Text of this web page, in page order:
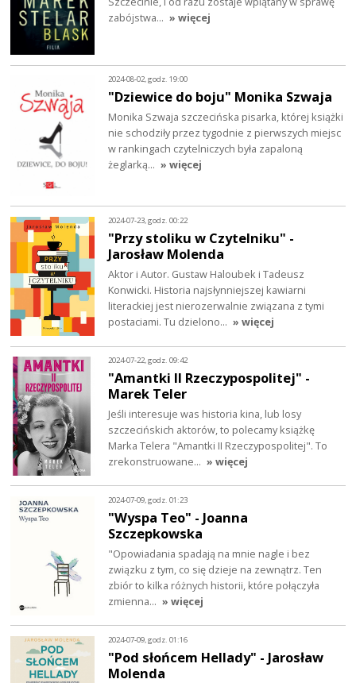
zabójstwa… » więcej
2024-08-02, godz. 19:00
"Dziewice do boju" Monika Szwaja
Monika Szwaja szczecińska pisarka, której książki
nie schodziły przez tygodnie z pierwszych miejsc
w rankingach czytelniczych była zapaloną
żeglarką… » więcej
2024-07-23, godz. 00:22
"Przy stoliku w Czytelniku" -
Jarosław Molenda
Aktor i Autor. Gustaw Haloubek i Tadeusz
Konwicki. Historia najsłynniejszej kawiarni
literackiej jest nierozerwalnie związana z tymi
postaciami. Tu dzielono… » więcej
2024-07-22, godz. 09:42
"Amantki II Rzeczypospolitej" -
Marek Teler
Jeśli interesuje was historia kina, lub losy
szczecińskich aktorów, to polecamy książkę
Marka Telera "Amantki II Rzeczypospolitej". To
zrekonstruowane… » więcej
2024-07-09, godz. 01:23
"Wyspa Teo" - Joanna
Szczepkowska
"Opowiadania spadają na mnie nagle i bez
związku z tym, co się dzieje na zewnątrz. Ten
zbiór to kilka różnych historii, które połączyła
zmienna… » więcej
2024-07-09, godz. 01:16
"Pod słońcem Hellady" - Jarosław
Molenda